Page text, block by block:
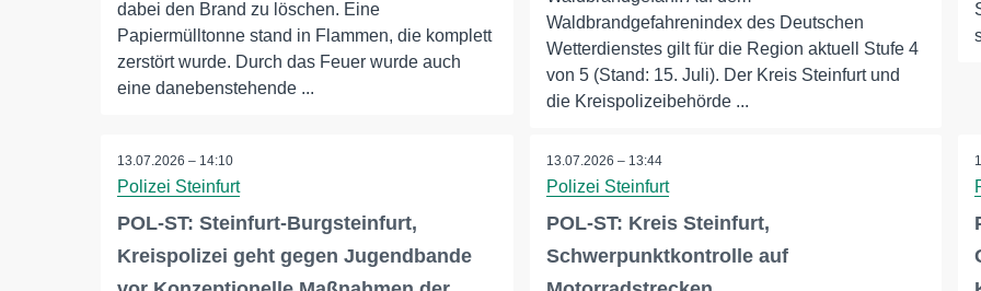
dabei den Brand zu löschen. Eine
Papiermülltonne stand in Flammen, die komplett
zerstört wurde. Durch das Feuer wurde auch
eine danebenstehende ...
Waldbrandgefahrenindex des Deutschen
Wetterdienstes gilt für die Region aktuell Stufe 4
von 5 (Stand: 15. Juli). Der Kreis Steinfurt und
die Kreispolizeibehörde ...
13.07.2026 – 14:10
Polizei Steinfurt
POL-ST: Steinfurt-Burgsteinfurt,
Kreispolizei geht gegen Jugendbande
13.07.2026 – 13:44
Polizei Steinfurt
POL-ST: Kreis Steinfurt,
Schwerpunktkontrolle auf